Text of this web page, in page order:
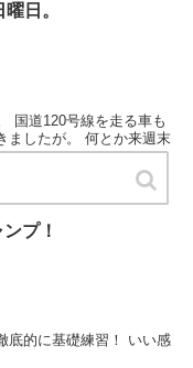
日。
国道120号線を走る車も
ましたが。 何とか来週末
プ！
底的に基礎練習！ いい感